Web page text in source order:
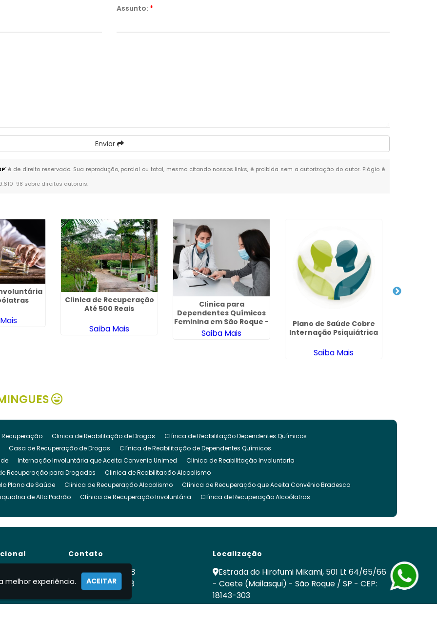
Assunto: *
Enviar
" é de direito reservado. Sua reprodução, parcial ou total, mesmo citando nossos links, é proibida sem a autorização do autor. Plágio é
9.610-98 sobre direitos autorais.
Clínica de Recuperação
Até 500 Reais
Saiba Mais
Clínica para
Dependentes Químicos
Feminina em São Roque -
SP
Saiba Mais
Plano de Saúde Cobre
Internação Psiquiátrica
Saiba Mais
Clinica de Reabilitação de Drogas
Clínica de Reabilitação Dependentes Químicos
Casa de Recuperação de Drogas
Clínica de Reabilitação de Dependentes Químicos
Internação Involuntária que Aceita Convenio Unimed
Clinica de Reabilitação Involuntaria
Recuperação para Drogados
Clinica de Reabilitação Alcoolismo
Plano de Saúde
Clinica de Recuperação Alcoolismo
Clínica de Recuperação que Aceita Convênio Bradesco
de Alto Padrão Clínica de Recuperação Involuntária
Clínica de Recuperação Alcoólatras
Clínica para Drogados Clinica Reabilitação Drogas
Clinica Recuperação Drogas
Clinica para Dependentes Alcoólicos
Clinica para Tratamento de Alcoolismo
Drogados Clinica para Drogas
Clínica para Dependentes Químicos
Internação Involuntária Drogas
Involuntária Compulsória
Clínicas de Recuperação Internação Involuntária Drogas Álcool
Nós
Contato
(11) 99900-2928
(11) 99900-2928
fabiodomingues524vidanova@gmail.com
Localização
Estrada do Hirofumi Mikami, 501 Lt 64/65/66
- Caete (Mailasqui) - São Roque / SP - CEP:
18143-303
melhor experiência. ACEITAR